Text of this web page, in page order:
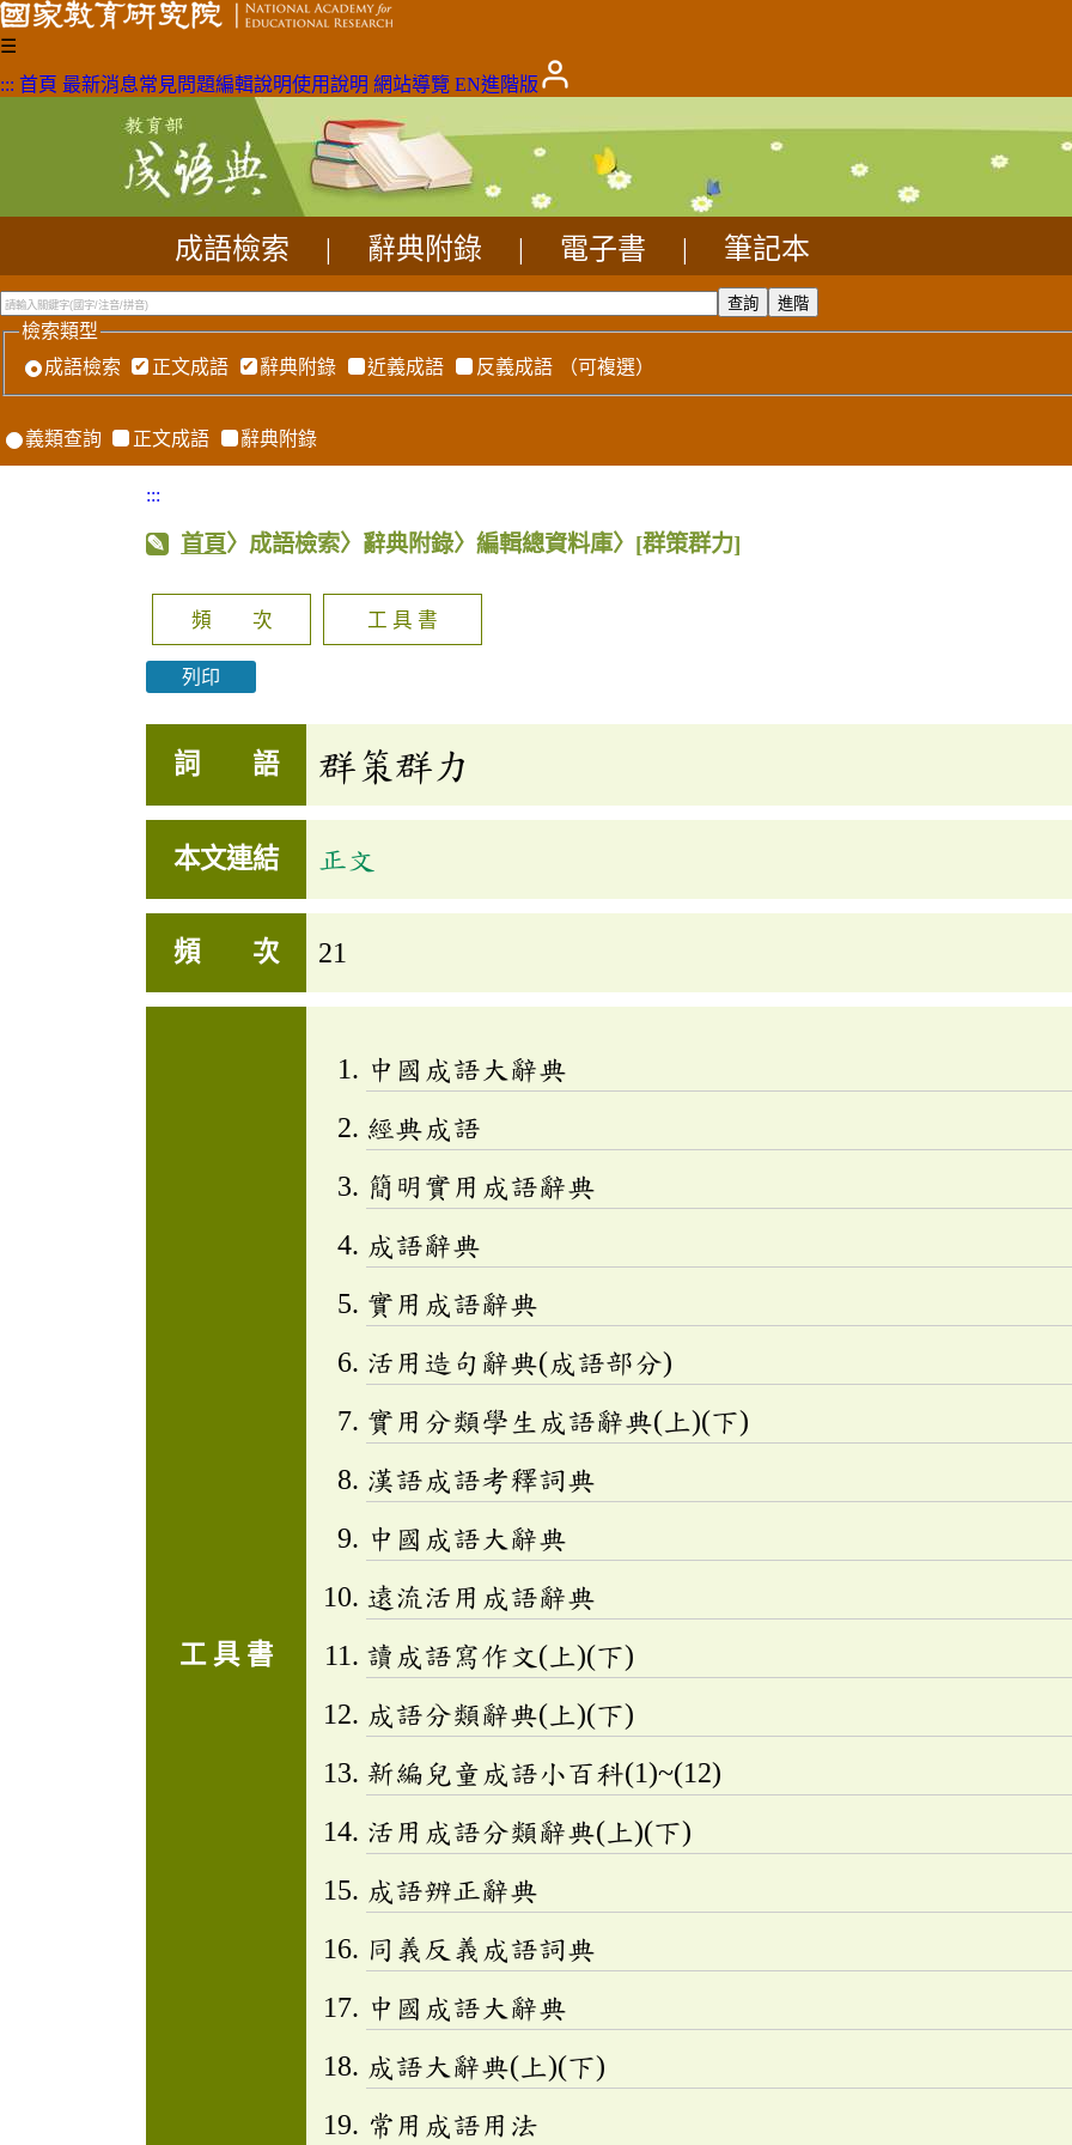
☰
::: 首頁 最新消息常見問題編輯說明使用說明 網站導覽 EN進階版
成語檢索 辭典附錄 電子書 筆記本
檢索類型
成語檢索
正文成語 辭典附錄 近義成語 反義成語 （可複選）
義類查詢 正文成語 辭典附錄
:::
首頁〉成語檢索〉辭典附錄〉編輯總資料庫〉 [群策群力]
頻 次 工 具 書
列印
詞 語 群策群力
本文連結 正文
頻 次 21
工 具 書
中國成語大辭典
經典成語
簡明實用成語辭典
成語辭典
實用成語辭典
活用造句辭典(成語部分)
實用分類學生成語辭典(上)(下)
漢語成語考釋詞典
中國成語大辭典
遠流活用成語辭典
讀成語寫作文(上)(下)
成語分類辭典(上)(下)
新編兒童成語小百科(1)~(12)
活用成語分類辭典(上)(下)
成語辨正辭典
同義反義成語詞典
中國成語大辭典
成語大辭典(上)(下)
常用成語用法